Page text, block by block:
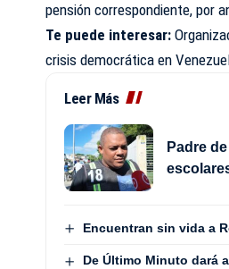
pensión correspondiente, por
Te puede interesar:
crisis democrática en
Leer Más
Padre
Encuentran sin vida a
De Último Minuto dará